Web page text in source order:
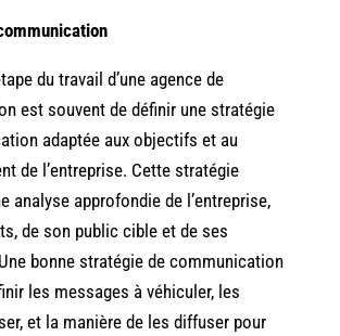
du travail d’une agence de
est souvent de définir une stratégie
adaptée aux objectifs et au
de l’entreprise. Cette stratégie
analyse approfondie de l’entreprise,
de son public cible et de ses
bonne stratégie de communication
les messages à véhiculer, les
et la manière de les diffuser pour